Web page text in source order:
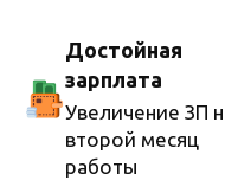
Достойная
зарплата
Увеличение ЗП
второй месяц
работы